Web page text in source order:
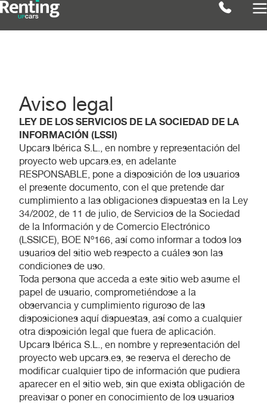
Aviso legal
LEY DE LOS SERVICIOS DE LA SOCIEDAD DE LA
INFORMACIÓN (LSSI)
Upcars Ibérica S.L., en nombre y representación del
proyecto web upcars.es, en adelante
RESPONSABLE, pone a disposición de los usuarios
el presente documento, con el que pretende dar
cumplimiento a las obligaciones dispuestas en la Ley
34/2002, de 11 de julio, de Servicios de la Sociedad
de la Información y de Comercio Electrónico
(LSSICE), BOE Nº166, así como informar a todos los
usuarios del sitio web respecto a cuáles son las
condiciones de uso.
Toda persona que acceda a este sitio web asume el
papel de usuario, comprometiéndose a la
observancia y cumplimiento riguroso de las
disposiciones aquí dispuestas, así como a cualquier
otra disposición legal que fuera de aplicación.
Upcars Ibérica S.L., en nombre y representación del
proyecto web upcars.es, se reserva el derecho de
modificar cualquier tipo de información que pudiera
aparecer en el sitio web, sin que exista obligación de
preavisar o poner en conocimiento de los usuarios